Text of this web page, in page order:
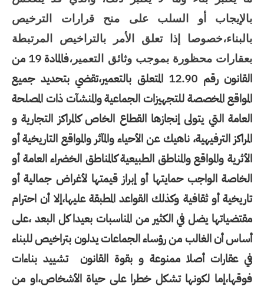
بالإيجاب أو السلب على منح قرارات الترخيص
بالبناء،خصوصا إذا تعلق الأمر بالتراخيص المرتبطة
بعقارات محظورة بموجب وثائق التعمير،
فالمادة 19 من
القانون رقم 12.90 المتعلق بالتعمير،تقضي بتحديد جميع
المواقع المخصصة للتجهيزات الجماعية والمنشآت ذات المصلحة
العامة التي يتولى إنجازها القطاع الخاص كالمراكز التجارية و
المراكز الترفيهية، ناهيك عن الأحياء والمآثر والمواقع التاريخية أو
الأثرية والمواقع والمناطق الطبيعية كالمناطق الخضراء العامة أو
الخاصة الواجب حمايتها أو إبراز قيمتها لأغراض جمالية أو
تاريخية أو ثقافية وكذلك القواعد المطبقة عليها،إلا أن احترام
مقتضياتها يضل في الكثير من المناسبات بعيدا كل البعد ،على
أساس أن الغالب من رؤساء الجماعات يدلون بتراخيص للبناء
في عقارات أصلا ممنوعة و بقوة القانون
تشييد بناءات
فوقها،إما لكونها تشكل خطرا على حياة الأشخاص،او من